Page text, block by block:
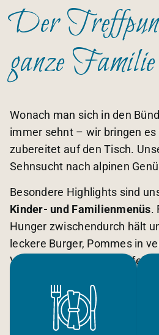
Der
ganze Familie
Wonach man sich in den
immer sehnt – wir bringen
zubereitet auf den Tisch.
Sehnsucht nach alpinen
Besondere Highlights sind
Kinder- und Familienmenüs.
Hunger zwischendurch hält
leckere Burger, Pommes in
Variationen und weitere feine